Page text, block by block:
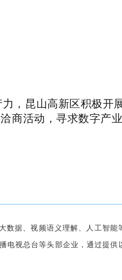
，昆山高新区积极开
活动，寻求数字产
据、视频语义理解、人工智
视总台等头部企业，通过提